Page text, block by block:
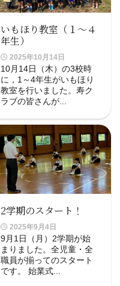
いもほり教室（１～４
年生）
2025年10月14日
10月14日（木）の3校時
に，1～4年生がいもほり
教室を行いました。寿ク
ラブの皆さんが...
2学期のスタート！
2025年9月4日
9月1日（月）2学期が始
まりました。全児童・全
職員が揃ってのスタート
です。 始業式...